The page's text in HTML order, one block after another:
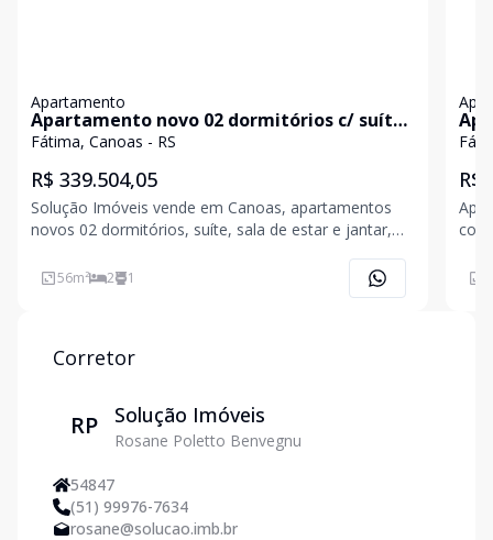
Apartamento
Apartamento novo 02 dormitórios c/ suíte
- Canoas/RS.
Fátima, Canoas - RS
R$ 339.504,05
Solução Imóveis vende em Canoas, apartamentos
novos 02 dormitórios, suíte, sala de estar e jantar,
serviço, 01 vaga de garagem. Edifício torre única,
mais privativo em função do número de unidades,
56m² 2 1
R$
Corretor
RP Solução Imóveis
Rosane Poletto Benvegnu
54847
(51) 99976-7634
rosane@solucao.imb.br